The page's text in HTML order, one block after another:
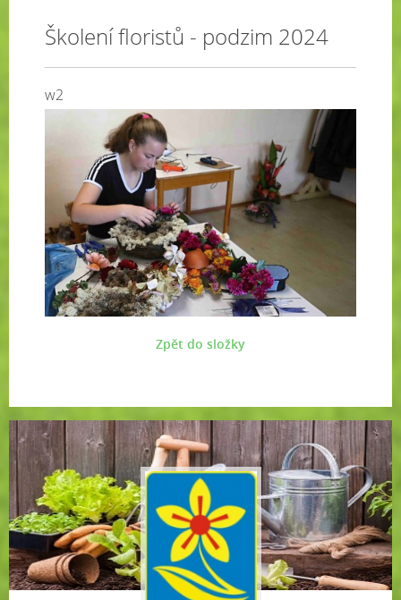
Školení floristů - podzim 2024
w2
Zpět do složky